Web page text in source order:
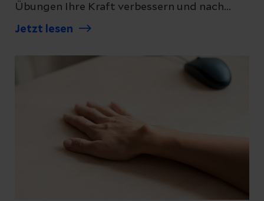
Übungen Ihre Kraft verbessern und nach
einer Operation wieder mobil werden können.
Jetzt lesen